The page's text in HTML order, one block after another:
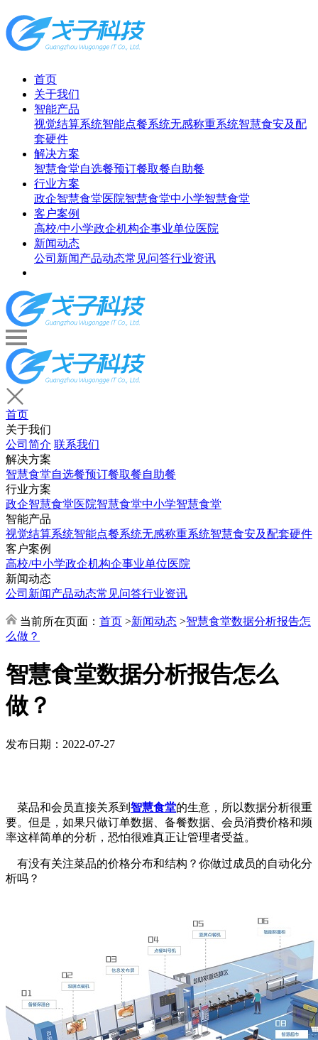
首页
关于我们
智能产品
视觉结算系统智能点餐系统无感称重系统智慧食安及配
套硬件
解决方案
智慧食堂自选餐预订餐取餐自助餐
行业方案
政企智慧食堂医院智慧食堂中小学智慧食堂
客户案例
高校/中小学政企机构企事业单位医院
新闻动态
公司新闻产品动态常见问答行业资讯
首页
关于我们
公司简介 联系我们
解决方案
智慧食堂自选餐预订餐取餐自助餐
行业方案
政企智慧食堂医院智慧食堂中小学智慧食堂
智能产品
视觉结算系统智能点餐系统无感称重系统智慧食安及配套硬件
客户案例
高校/中小学政企机构企事业单位医院
新闻动态
公司新闻产品动态常见问答行业资讯
当前所在页面： 首页 >新闻动态 >智慧食堂数据分析报告怎
么做？
智慧食堂数据分析报告怎么
做？
发布日期：2022-07-27
菜品和会员直接关系到 智慧食堂的生意，所以数据分析很重
要。但是，如果只做订单数据、备餐数据、会员消费价格和频
率这样简单的分析，恐怕很难真正让管理者受益。
有没有关注菜品的价格分布和结构？你做过成员的自动化分
析吗？